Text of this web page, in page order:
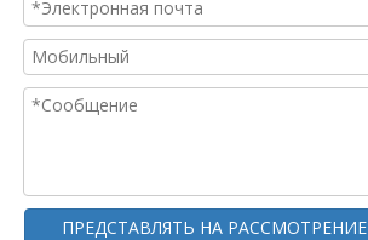
ПРЕДСТАВЛЯТЬ НА РАССМОТРЕНИЕ